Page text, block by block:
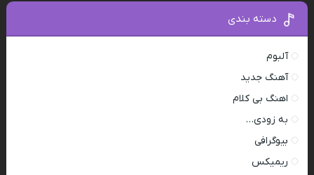
دسته بندی
آلبوم
آهنگ جدید
اهنگ بی کلام
به زودی…
بیوگرافی
ریمیکس